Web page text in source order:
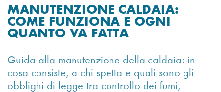
MANUTENZIONE CALDAIA:
COME FUNZIONA E OGNI
QUANTO VA FATTA
Guida alla manutenzione della caldaia: in
cosa consiste, a chi spetta e quali sono gli
obblighi di legge tra controllo dei fumi,